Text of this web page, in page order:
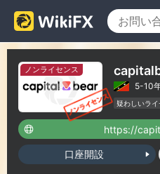
ノンライセンス
5-10
疑わしいライ
ハイリスクレ
https://
口座開設